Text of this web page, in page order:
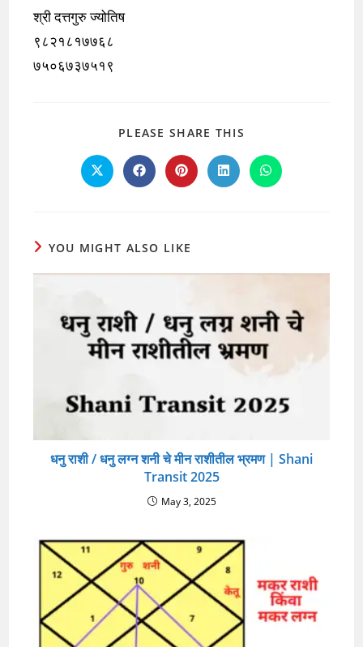
श्री दत्तगुरु ज्योतिष
९८२१८१७७६८
७५०६७३७५१९
PLEASE SHARE THIS
CONTENT
Opens
in
Opens
in
Opens
in
Opens
in
Opens
in
YOU MIGHT ALSO LIKE
धनु राशी / धनु लग्न शनी चे मीन राशीतील भ्रमण | Shani
Transit 2025
May 3, 2025